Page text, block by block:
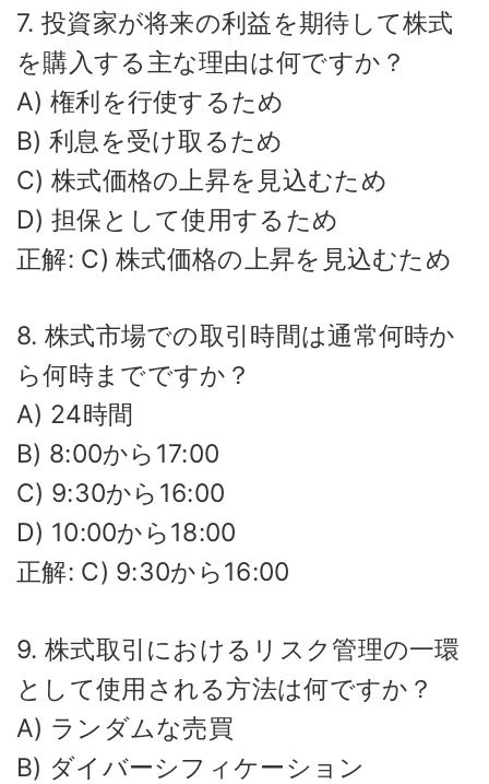
7. 投資家が将来の利益を期待して株式
を購入する主な理由は何ですか？
A) 権利を行使するため
B) 利息を受け取るため
C) 株式価格の上昇を見込むため
D) 担保として使用するため
正解: C) 株式価格の上昇を見込むため
8. 株式市場での取引時間は通常何時か
ら何時までですか？
A) 24時間
B) 8:00から17:00
C) 9:30から16:00
D) 10:00から18:00
正解: C) 9:30から16:00
9. 株式取引におけるリスク管理の一環
として使用される方法は何ですか？
A) ランダムな売買
B) ダイバーシフィケーション